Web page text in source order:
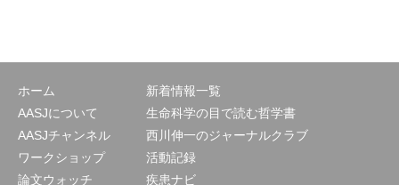
ホーム
AASJについて
AASJチャンネル
ワークショップ
論文ウォッチ
新着情報一覧
生命科学の目で読む哲学書
西川伸一のジャーナルクラブ
活動記録
疾患ナビ